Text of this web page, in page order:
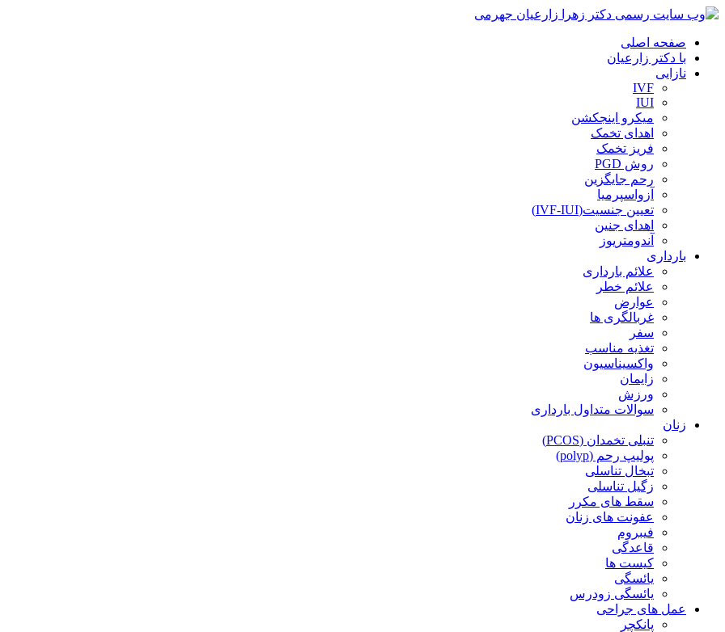
صفحه اصلی
با دکتر زارعیان
نازایی
IVF
IUI
میکرو اینجکشن
اهدای تخمک
فریز تخمک
روش PGD
رحم جایگزین
آزواسپرمیا
تعیین جنسیت(IVF-IUI)
اهدای جنین
آندومتریوز
بارداری
علائم بارداری
علائم خطر
عوارض
غربالگری ها
سفر
تغذیه مناسب
واکسیناسیون
زایمان
ورزش
سوالات متداول بارداری
زنان
تنبلی تخمدان (PCOS)
پولیپ رحم (polyp)
تبخال تناسلی
زگیل تناسلی
سقط های مکرر
عفونت های زنان
فیبروم
قاعدگی
کیست ها
یائسگی
یائسگی زودرس
عمل های جراحی
پانکچر